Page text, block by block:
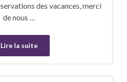
des vacances, merci
de nous …
Lire la suite